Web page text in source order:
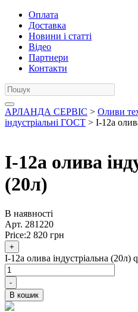
Оплата
Доставка
Новини і статті
Відео
Партнери
Контакти
АРЛАНДА СЕРВІС > Оливи
індустріальні ГОСТ > І-12а
І-12а олива
(20л)
В наявності
Арт. 281220
Price:2 820 грн
+
І-12а олива індустріальна (20л)
-
В кошик